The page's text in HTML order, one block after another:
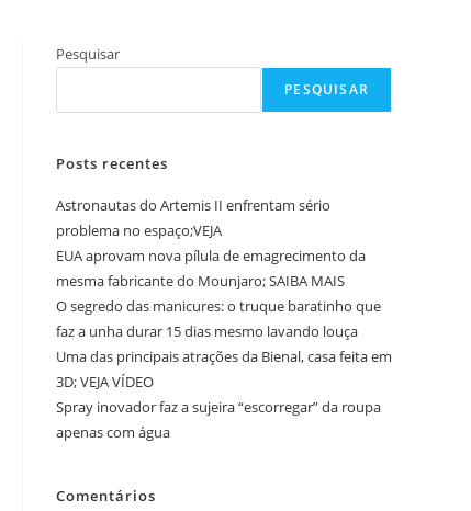
Pesquisar
PESQUISAR
Posts recentes
Astronautas do Artemis II enfrentam sério
problema no espaço;VEJA
EUA aprovam nova pílula de emagrecimento da
mesma fabricante do Mounjaro; SAIBA MAIS
O segredo das manicures: o truque baratinho que
faz a unha durar 15 dias mesmo lavando louça
Uma das principais atrações da Bienal, casa feita em
3D; VEJA VÍDEO
Spray inovador faz a sujeira “escorregar” da roupa
apenas com água
Comentários